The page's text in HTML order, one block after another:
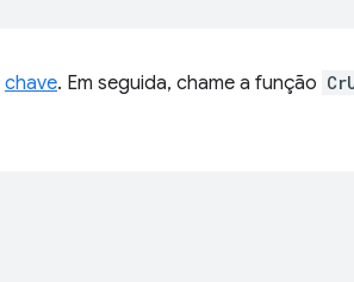
chave. Em seguida, chame a função